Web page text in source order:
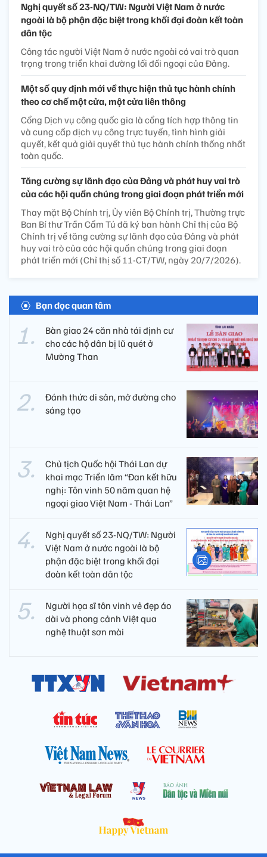
Nghị quyết số 23-NQ/TW: Người Việt Nam ở nước
ngoài là bộ phận đặc biệt trong khối đại đoàn kết toàn
dân tộc
Công tác người Việt Nam ở nước ngoài có vai trò quan
trọng trong triển khai đường lối đối ngoại của Đảng.
Một số quy định mới về thực hiện thủ tục hành chính
theo cơ chế một cửa, một cửa liên thông
Cổng Dịch vụ công quốc gia là cổng tích hợp thông tin
và cung cấp dịch vụ công trực tuyến, tình hình giải
quyết, kết quả giải quyết thủ tục hành chính thống nhất
toàn quốc.
Tăng cường sự lãnh đạo của Đảng và phát huy vai trò
của các hội quần chúng trong giai đoạn phát triển mới
Thay mặt Bộ Chính trị, Ủy viên Bộ Chính trị, Thường trực
Ban Bí thư Trần Cẩm Tú đã ký ban hành Chỉ thị của Bộ
Chính trị về tăng cường sự lãnh đạo của Đảng và phát
huy vai trò của các hội quần chúng trong giai đoạn
phát triển mới (Chỉ thị số 11-CT/TW, ngày 20/7/2026).
Bạn đọc quan tâm
Bàn giao 24 căn nhà tái định cư
cho các hộ dân bị lũ quét ở
Mường Than
Đánh thức di sản, mở đường cho
sáng tạo
Chủ tịch Quốc hội Thái Lan dự
khai mạc Triển lãm “Đan kết hữu
nghị: Tôn vinh 50 năm quan hệ
ngoại giao Việt Nam - Thái Lan”
Nghị quyết số 23-NQ/TW: Người
Việt Nam ở nước ngoài là bộ
phận đặc biệt trong khối đại
đoàn kết toàn dân tộc
Người họa sĩ tôn vinh vẻ đẹp áo
dài và phong cảnh Việt qua
nghệ thuật sơn mài